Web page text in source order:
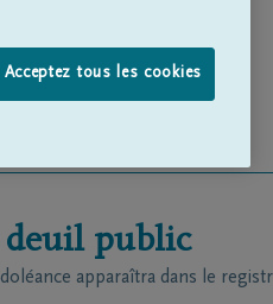
deuil public
apparaîtra dans le
Acceptez tous les cookies